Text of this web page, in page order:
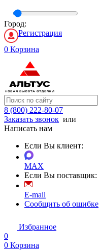
Город:
Регистрация
0 Корзина
8 (800) 222-80-07
Заказать звонок или
Написать нам
Если Вы клиент:
MAX
Если Вы поставщик:
E-mail
Сообщить об ошибке
Избранное
0
0 Корзина